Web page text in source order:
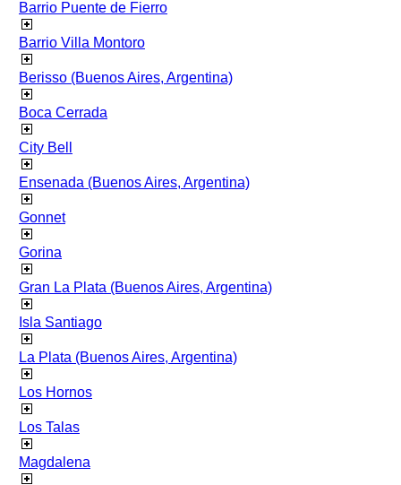
Barrio Puente de Fierro
Barrio Villa Montoro
Berisso (Buenos Aires, Argentina)
Boca Cerrada
City Bell
Ensenada (Buenos Aires, Argentina)
Gonnet
Gorina
Gran La Plata (Buenos Aires, Argentina)
Isla Santiago
La Plata (Buenos Aires, Argentina)
Los Hornos
Los Talas
Magdalena